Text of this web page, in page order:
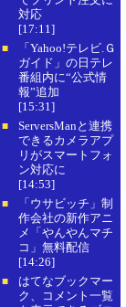
対応
[17:11]
■
「Yahoo!テレビ.Ｇ
ガイド」の日テレ
番組内に“公式情
報”追加
[15:31]
■
ServersManと連携
できるカメラアプ
リがスマートフォ
ン対応に
[14:53]
■
「ウサビッチ」制
作会社の新作アニ
メ「やんやんマチ
コ」無料配信
[14:26]
■
はてなブックマー
ク、コメント一覧